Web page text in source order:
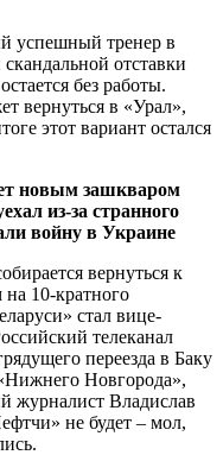
успешный тренер в
отставки
без работы.
вернуться в «Урал»,
этот вариант остался
новым зашкваром
из-за странного
войну в Украине
вернуться к
10-кратного
стал вице-
телеканал
переезда в Баку
Новгорода»,
журналист Владислав
не будет – мол,